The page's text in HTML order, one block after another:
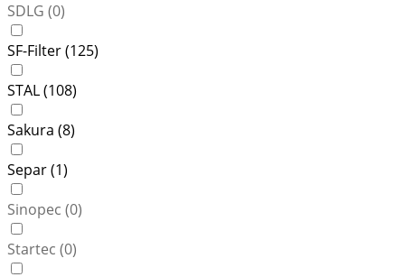
SDLG (0)
SF-Filter (125)
STAL (108)
Sakura (8)
Separ (1)
Sinopec (0)
Startec (0)